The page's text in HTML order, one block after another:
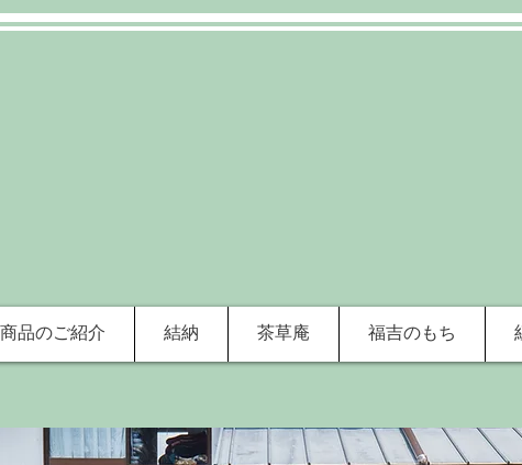
商品のご紹介 結納 茶草庵 福吉のもち